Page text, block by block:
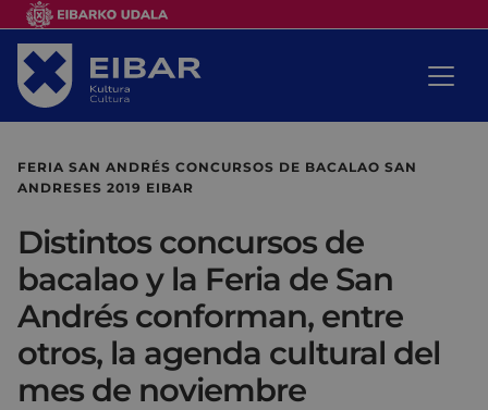
FERIA SAN ANDRÉS CONCURSOS DE BACALAO SAN
ANDRESES 2019 EIBAR
Distintos concursos de
bacalao y la Feria de San
Andrés conforman, entre
otros, la agenda cultural del
mes de noviembre